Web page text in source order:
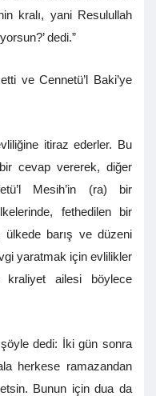
kralı, yani Resulullah
dedi.”
ve Cennetü’l Baki’ye
itiraz ederler. Bu
cevap vererek, diğer
Mesih’in (ra) bir
fethedilen bir
ülkede barış ve düzeni
yaratmak için evlilikler
ailesi böylece
dedi: İki gün sonra
herkese ramazandan
Bunun için dua da